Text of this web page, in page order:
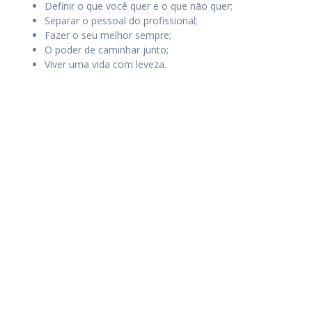
Definir o que você quer e o que não quer;
Separar o pessoal do profissional;
Fazer o seu melhor sempre;
O poder de caminhar junto;
Viver uma vida com leveza.